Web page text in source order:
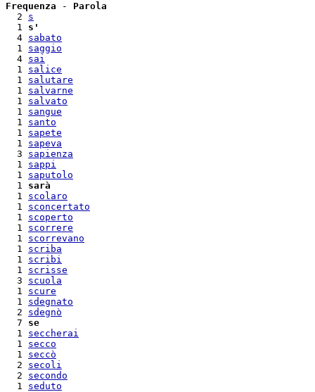
Frequenza - Parola
  2
s
  1
s'
  4
sabato
  1
saggio
  4
sai
  1
salice
  1
salutare
  1
salvarne
  1
salvato
  1
sangue
  1
santo
  1
sapete
  1
sapeva
  3
sapienza
  1
sappi
  1
saputolo
  1
sarà
  1
scolaro
  1
sconcertato
  1
scoperto
  1
scorrere
  1
scorrevano
  1
scriba
  1
scribi
  1
scrisse
  3
scuola
  1
scure
  1
sdegnato
  2
sdegnò
  7
se
  1
seccherai
  1
secco
  1
seccò
  2
secoli
  2
secondo
  1
seduto